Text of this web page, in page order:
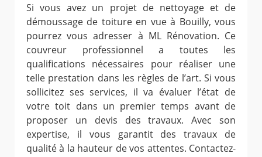
Si vous avez un projet de nettoyage et de
démoussage de toiture en vue à Bouilly, vous
pourrez vous adresser à ML Rénovation. Ce
couvreur professionnel a toutes les
qualifications nécessaires pour réaliser une
telle prestation dans les règles de l’art. Si vous
sollicitez ses services, il va évaluer l’état de
votre toit dans un premier temps avant de
proposer un devis des travaux. Avec son
expertise, il vous garantit des travaux de
qualité à la hauteur de vos attentes. Contactez-